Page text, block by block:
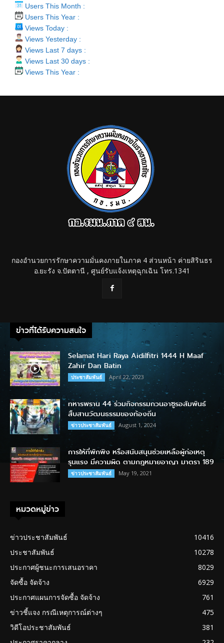
Users This Month :
Users This Year :
Views Today :
Views Yesterday :
Views Last 7 days :
Views Last 30 days :
Views This Year :
กองอำนวยการรักษาความมั่นคงภายในภาค 4 ส่วนหน้า ค่ายสิรินธร
อ.ยะรัง จ.ปัตตานี , ศูนย์รับแจ้งเหตุฉุกเฉิน โทร.1341
ข่าวที่ได้รับความสนใจ
Selamat Hari Raya Aidilfitri 1444 H Maaf
Zahir Dan Batin
ประชาสัมพันธ์ April 22, 2023
ทหารพราน 44 ร่วมกิจกรรมกวนอาซูรอสัมพันธ์
สืบสานวัฒนธรรมของท้องถิ่น
ข่าวประชาสัมพันธ์ August 1, 2024
การให้ที่พักพิง หรือสนับสนุนช่วยเหลือผู้ก่อเหตุ
รุนแรง มีความผิด ตามกฎหมายอาญา มาตรา 189
ข่าวประชาสัมพันธ์ May 19, 2021
หมวดหมู่ข่าว
ข่าวประชาสัมพันธ์
10416
ประชาสัมพันธ์
10278
ประกาศผู้ชนะการเสนอราคา
8029
จัดซื้อ จัดจ้าง
6929
ประกาศแผนการจัดซื้อ จัดจ้าง
761
ข่าวชี้แจง กรณีเหตุการณ์ต่างๆ
475
วิดีโอประชาสัมพันธ์
381